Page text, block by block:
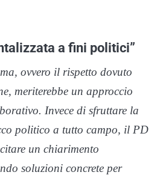
a fini politici”
ovvero il rispetto dovuto
meriterebbe un approccio
Invece di sfruttare la
politico a tutto campo, il PD
un chiarimento
soluzioni concrete per